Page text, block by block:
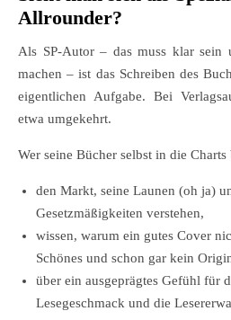
Allrounder?
Als SP-Autor – das muss klar sein
machen – ist das Schreiben des
eigentlichen Aufgabe. Bei
etwa umgekehrt.
Wer seine Bücher selbst in die
den Markt, seine Launen (oh ja)
Gesetzmäßigkeiten verstehen,
wissen, warum ein gutes Cover
Schönes und schon gar kein
über ein ausgeprägtes Gefühl für
Lesegeschmack und die